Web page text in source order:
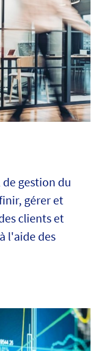
gestion du
gérer et
clients et
l'aide des